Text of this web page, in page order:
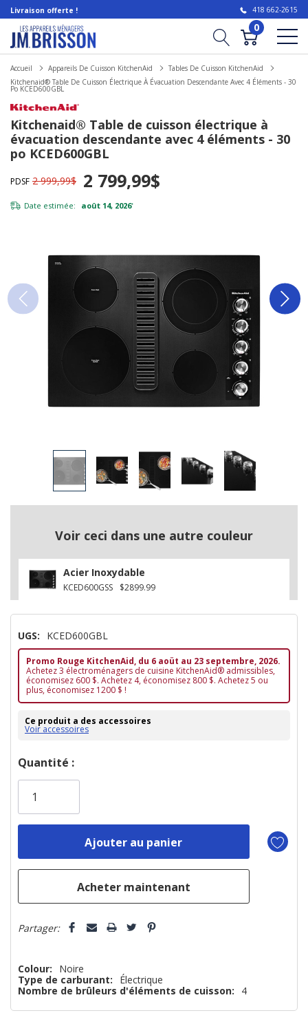
Livraison offerte ! 418 662-2615
0
Accueil Appareils De Cuisson KitchenAid
Tables De Cuisson KitchenAid
Kitchenaid® Table De Cuisson Électrique À Évacuation Descendante Avec 4 Éléments - 30
Po KCED600GBL
Kitchenaid® Table de cuisson électrique à
évacuation descendante avec 4 éléments - 30
po KCED600GBL
PDSF 2 999,99$ 2 799,99$
Date estimée: août 14, 2026*
Voir ceci dans une autre couleur
Acier Inoxydable
KCED600GSS $2899.99
UGS: KCED600GBL
Promo Rouge KitchenAid, du 6 aoüt au 23 septembre, 2026.
Achetez 3 électroménagers de cuisine KitchenAid® admissibles,
économisez 600 $. Achetez 4, économisez 800 $. Achetez 5 ou
plus, économisez 1200 $ !
Ce produit a des accessoires
Voir accessoires
Dépêchez-
vous!
plus
Quantité :
Partager:
Colour:
Noire
Type de carburant:
Électrique
Nombre de brûleurs d'éléments de cuisson:
4